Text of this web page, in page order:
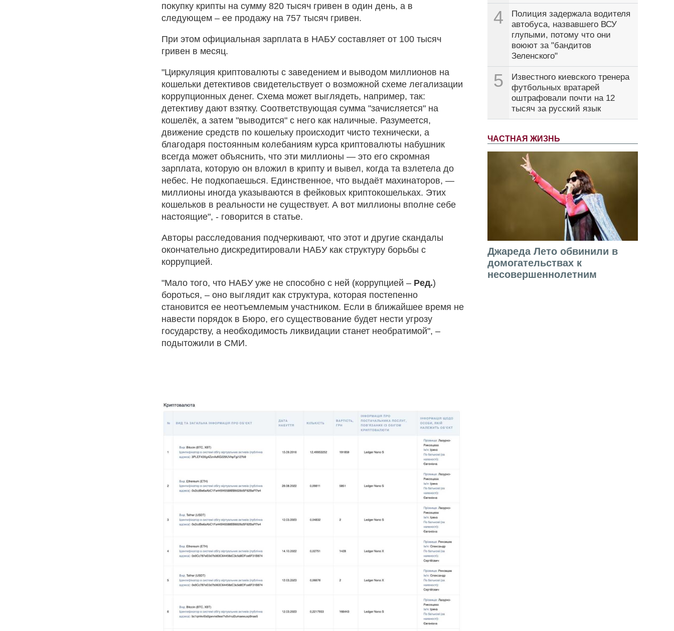
4
Полиция задержала водителя
автобуса, назвавшего ВСУ
глупыми, потому что они
воюют за "бандитов
Зеленского"
5
Известного киевского тренера
футбольных вратарей
оштрафовали почти на 12
тысяч за русский язык
ЧАСТНАЯ ЖИЗНЬ
Джареда Лето обвинили в
домогательствах к
несовершеннолетним
покупку крипты на сумму 820 тысяч гривен в один день, а в
следующем – ее продажу на 757 тысяч гривен.
При этом официальная зарплата в НАБУ составляет от 100 тысяч
гривен в месяц.
"Циркуляция криптовалюты с заведением и выводом миллионов на
кошельки детективов свидетельствует о возможной схеме легализации
коррупционных денег. Схема может выглядеть, например, так:
детективу дают взятку. Соответствующая сумма "зачисляется" на
кошелёк, а затем "выводится" с него как наличные. Разумеется,
движение средств по кошельку происходит чисто технически, а
благодаря постоянным колебаниям курса криптовалюты набушник
всегда может объяснить, что эти миллионы — это его скромная
зарплата, которую он вложил в крипту и вывел, когда та взлетела до
небес. Не подкопаешься. Единственное, что выдаёт махинаторов, —
миллионы иногда указываются в фейковых криптокошельках. Этих
кошельков в реальности не существует. А вот миллионы вполне себе
настоящие", - говорится в статье.
Авторы расследования подчеркивают, что этот и другие скандалы
окончательно дискредитировали НАБУ как структуру борьбы с
коррупцией.
"Мало того, что НАБУ уже не способно с ней (коррупцией – Ред.)
бороться, – оно выглядит как структура, которая постепенно
становится ее неотъемлемым участником. Если в ближайшее время не
навести порядок в Бюро, его существование будет нести угрозу
государству, а необходимость ликвидации станет необратимой", –
подытожили в СМИ.